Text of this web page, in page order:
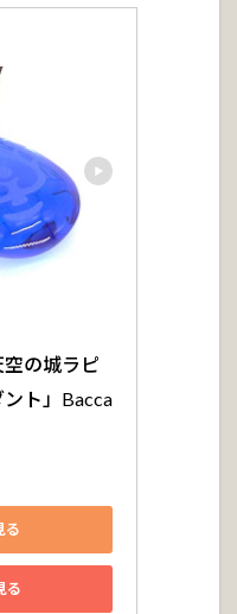
の城ラピ
ント」Bacca
る
る